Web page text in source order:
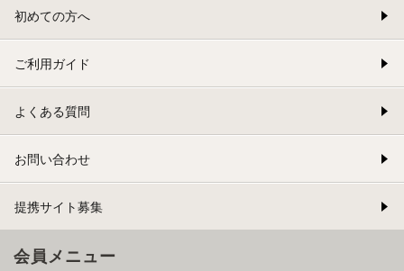
初めての方へ
ご利用ガイド
よくある質問
お問い合わせ
提携サイト募集
会員メニュー